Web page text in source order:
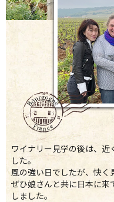
ワイナリー見学の後は、近
した。
風の強い日でしたが、快く
ぜひ娘さんと共に日本に来
しました。